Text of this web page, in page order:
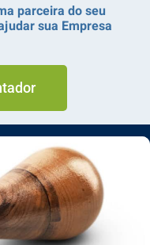
parceira do seu
sua Empresa